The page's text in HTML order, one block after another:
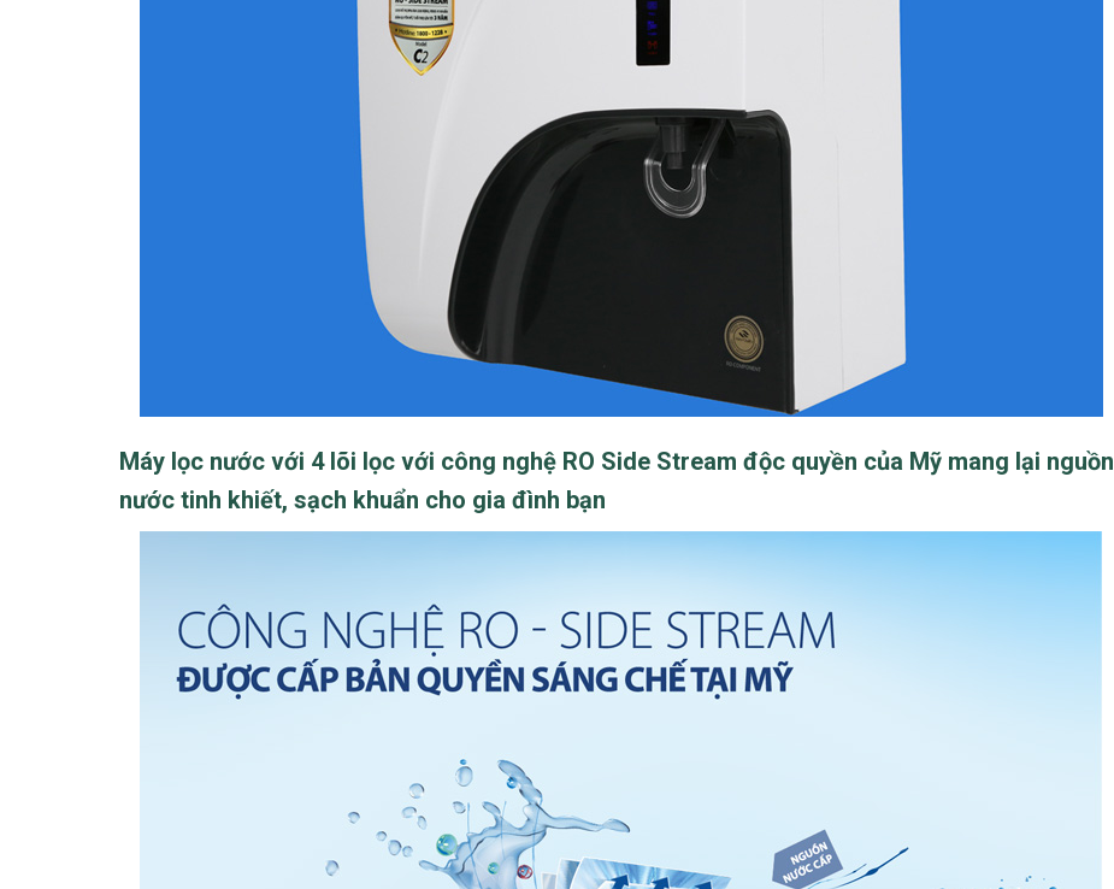
Máy lọc nước với 4 lõi lọc với công nghệ RO Side Stream độc quyền của Mỹ mang lại nguồn
nước tinh khiết, sạch khuẩn cho gia đình bạn